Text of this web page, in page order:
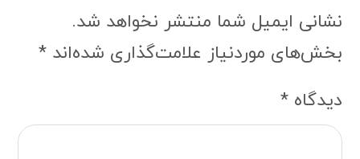
نشانی ایمیل شما منتشر نخواهد شد.
بخش‌های موردنیاز علامت‌گذاری شده‌اند*
دیدگاه*